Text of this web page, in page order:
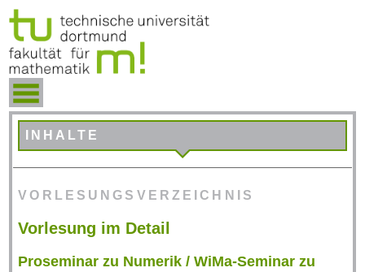
INHALTE
VORLESUNGSVERZEICHNIS
Vorlesung im Detail
Proseminar zu Numerik / WiMa-Seminar zu